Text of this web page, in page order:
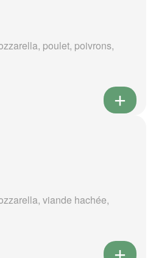
poulet, poivrons,
viande hachée,